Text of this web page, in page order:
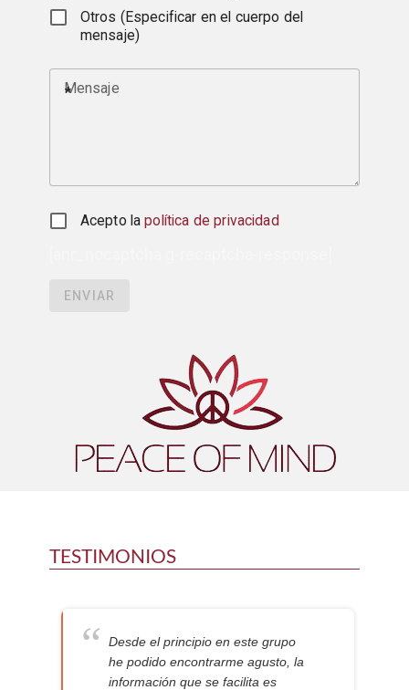
Otros (Especificar en el cuerpo del
mensaje)
Acepto lapolítica de privacidad
ENVIAR
TESTIMONIOS
Desde el principio en este grupo
he podido encontrarme agusto, la
información que se facilita es